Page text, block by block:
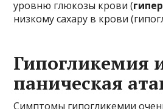
уровню глюкозы крови (
низкому сахару в крови
Гипогликемия
паническая
Симптомы гипогликемии